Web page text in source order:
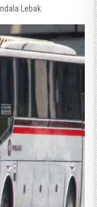
Lebak